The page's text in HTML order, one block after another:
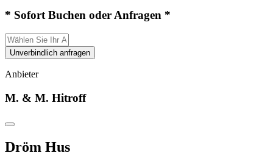
* Sofort Buchen oder Anfragen *
Unverbindlich anfragen
Anbieter
M. & M. Hitroff
Dröm Hus